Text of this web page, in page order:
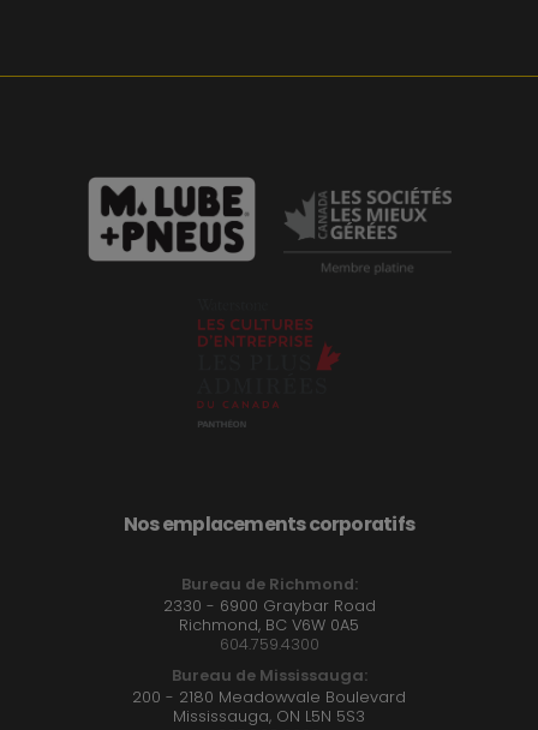
Nos emplacements corporatifs
Bureau de Richmond:
2330 - 6900 Graybar Road
Richmond, BC V6W 0A5
604.759.4300
Bureau de Mississauga:
200 - 2180 Meadowvale Boulevard
Mississauga, ON L5N 5S3